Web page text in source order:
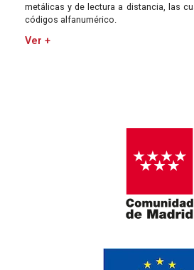
metálicas y de lectura a distancia, las
códigos alfanumérico.
Ver +